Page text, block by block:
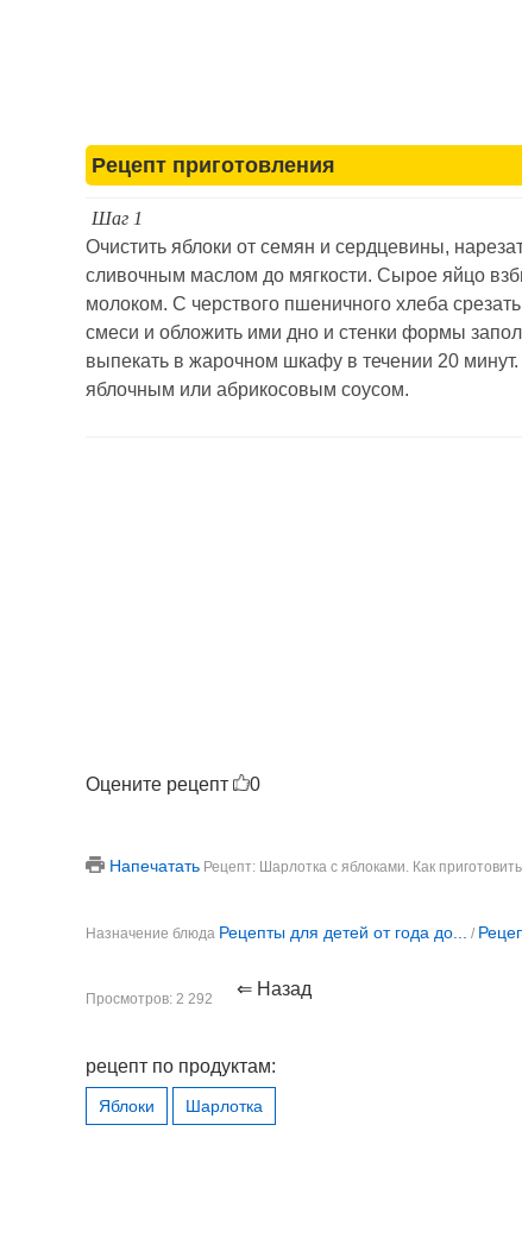
Рецепт приготовления
Шаг 1
Очистить яблоки от семян и сердцевины,
сливочным маслом до мягкости. Сырое яйцо
молоком. С черствого пшеничного хлеба
смеси и обложить ими дно и стенки формы
выпекать в жарочном шкафу в течении 20
яблочным или абрикосовым соусом.
Оцените рецепт 0
Напечатать Рецепт: Шарлотка с яблоками. Как
Назначение блюда Рецепты для детей от года до... /
Просмотров: 2 292 ⇐ Назад
рецепт по продуктам:
Яблоки Шарлотка